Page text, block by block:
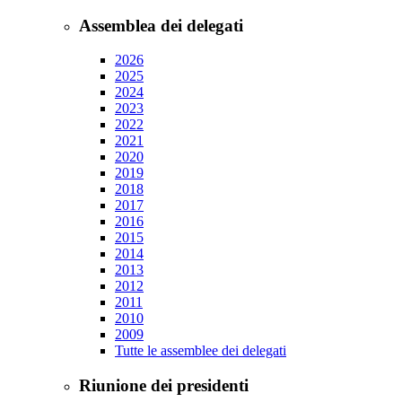
Assemblea dei delegati
2026
2025
2024
2023
2022
2021
2020
2019
2018
2017
2016
2015
2014
2013
2012
2011
2010
2009
Tutte le assemblee dei delegati
Riunione dei presidenti